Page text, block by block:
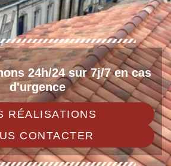
24h/24 sur 7j/7 en cas
d'urgence
RÉALISATIONS
CONTACTER